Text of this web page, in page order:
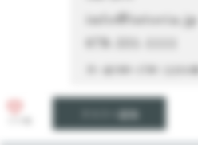
info@istoria.jp
078-331-1111
リストへ追加